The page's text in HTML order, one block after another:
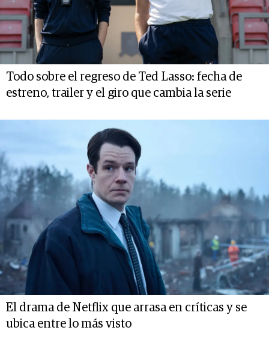
Todo sobre el regreso de Ted Lasso: fecha de
estreno, trailer y el giro que cambia la serie
El drama de Netflix que arrasa en críticas y se
ubica entre lo más visto